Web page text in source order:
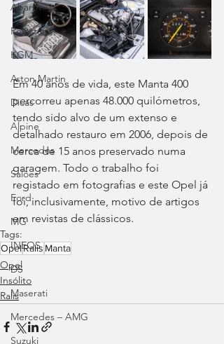
Abarth
Polestar
KGM
Aston Martin
Dicas
Alpine
Mercedes
Salões
Ford
MG
INEOS
DS
Maserati
Mercedes – AMG
Suzuki
Em 40 anos de vida, este Manta 400
percorreu apenas 48.000 quilómetros,
tendo sido alvo de um extenso e
detalhado restauro em 2006, depois de
cerca de 15 anos preservado numa
garagem. Todo o trabalho foi
registado em fotografias e este Opel já
foi, inclusivamente, motivo de artigos
em revistas de clássicos.
Tags:
OpelRalis Manta
Opel
Insólito
Ralis